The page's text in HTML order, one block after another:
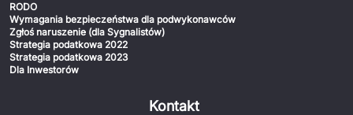
RODO
Wymagania bezpieczeństwa dla podwykonawców
Zgłoś naruszenie (dla Sygnalistów)
Strategia podatkowa 2022
Strategia podatkowa 2023
Dla Inwestorów
Kontakt